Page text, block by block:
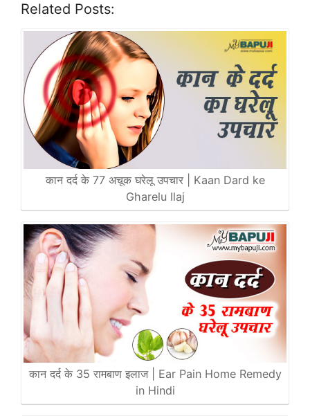
Related Posts:
कान दर्द के 77 अचूक घरेलू उपचार | Kaan Dard ke
Gharelu Ilaj
कान दर्द के 35 रामबाण इलाज | Ear Pain Home Remedy
in Hindi